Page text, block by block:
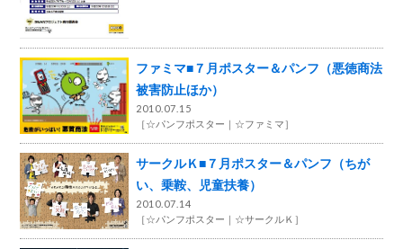
ファミマ■７月ポスター＆パンフ（悪徳商法
被害防止ほか）
2010.07.15
［☆パンフポスター ☆ファミマ］
サークルＫ■７月ポスター＆パンフ（ちが
い、乗鞍、児童扶養）
2010.07.14
［☆パンフポスター ☆サークルＫ ］